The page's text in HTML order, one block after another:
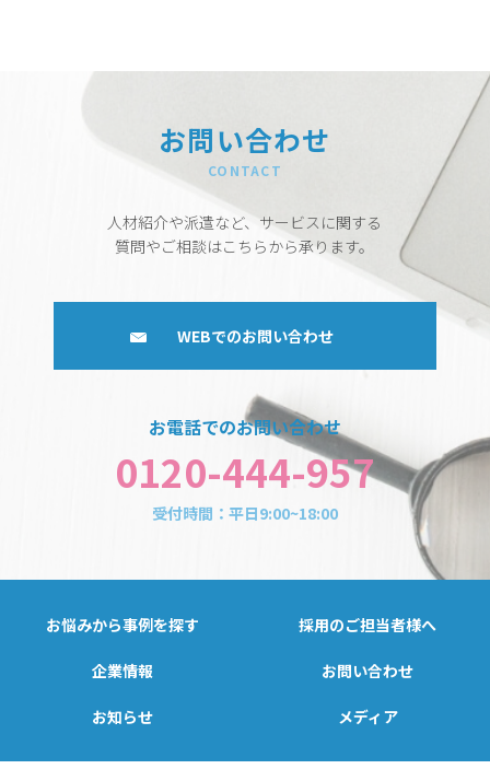
お問い合わせ
CONTACT
人材紹介や派遣など、サービスに関する
質問やご相談はこちらから承ります。
WEBでのお問い合わせ
お電話でのお問い合わせ
0120-444-957
受付時間：平日9:00~18:00
お悩みから事例を探す 採用のご担当者様へ
企業情報 お問い合わせ
お知らせ メディア